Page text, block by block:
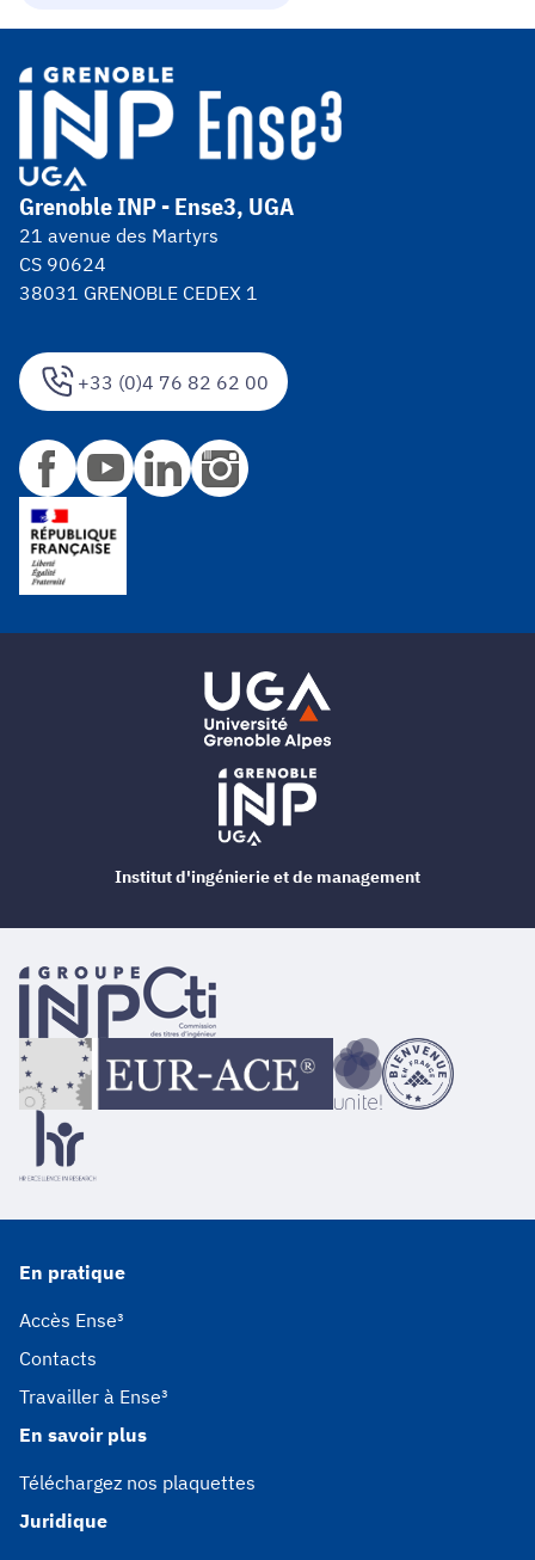
+33 (0)4 76 82 62 00
Grenoble INP - Ense3, UGA
21 avenue des Martyrs
CS 90624
38031 GRENOBLE CEDEX 1
En pratique
Accès Ense³
Contacts
Travailler à Ense³
En savoir plus
Téléchargez nos plaquettes
Juridique
Institut d'ingénierie et de management